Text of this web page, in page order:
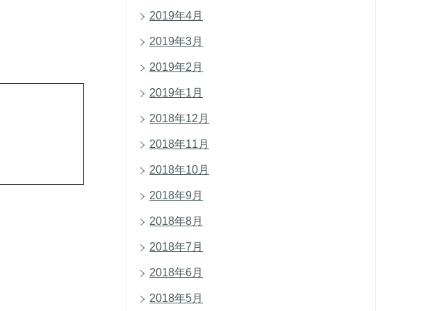
2019年4月
2019年3月
2019年2月
2019年1月
2018年12月
2018年11月
2018年10月
2018年9月
2018年8月
2018年7月
2018年6月
2018年5月